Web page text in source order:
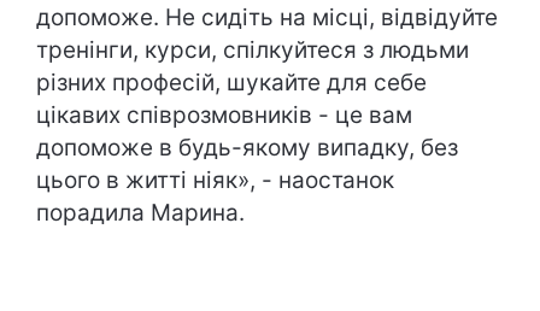
допоможе. Не сидіть на місці, відвідуйте
тренінги, курси, спілкуйтеся з людьми
різних професій, шукайте для себе
цікавих співрозмовників - це вам
допоможе в будь-якому випадку, без
цього в житті ніяк», - наостанок
порадила Марина.